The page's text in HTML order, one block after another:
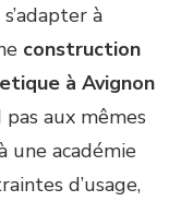
à
construction
à Avignon
aux mêmes
une académie
d’usage,